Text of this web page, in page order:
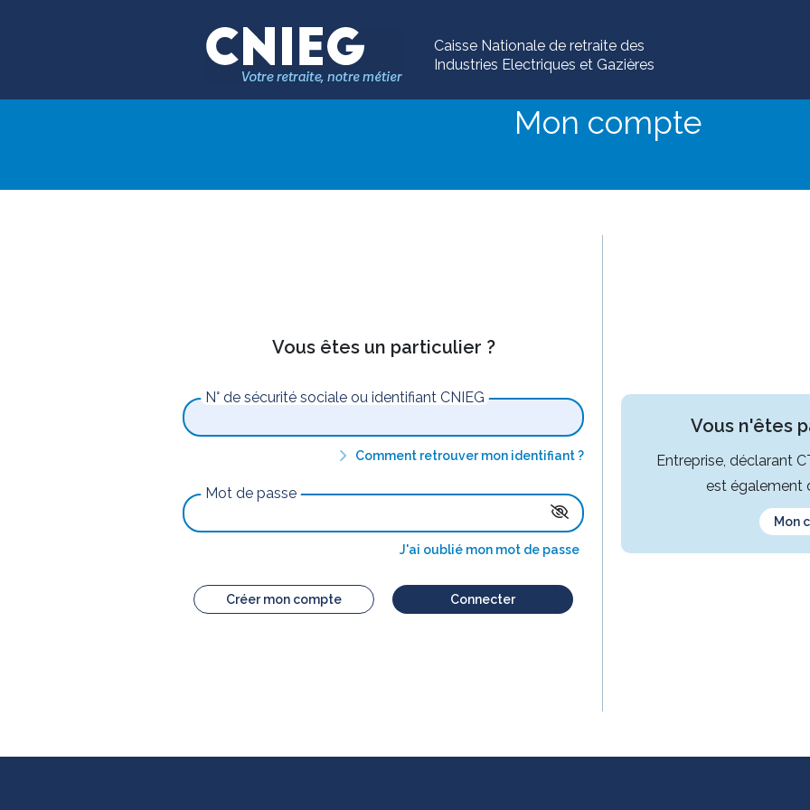
Caisse Nationale de retraite des
Industries Electriques et Gazières
Mon compte
Vous êtes un particulier ?
N° de sécurité sociale ou identifiant CNIEG
Comment retrouver mon identifiant ?
Mot de passe
J'ai oublié mon mot de passe
Créer mon compte Connecter
Vous n'êtes
Entreprise, déclarant
est également
Mon